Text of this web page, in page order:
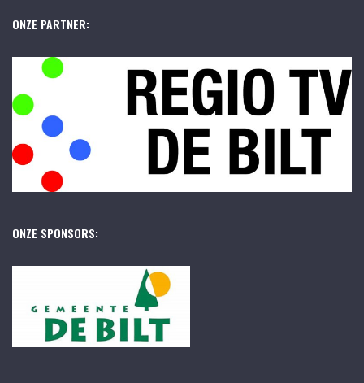
ONZE PARTNER:
ONZE SPONSORS: